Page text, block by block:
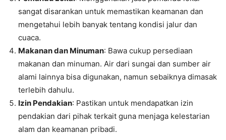
sangat disarankan untuk memastikan keamanan dan
mengetahui lebih banyak tentang kondisi jalur dan
cuaca.
Makanan dan Minuman: Bawa cukup persediaan
makanan dan minuman. Air dari sungai dan sumber air
alami lainnya bisa digunakan, namun sebaiknya dimasak
terlebih dahulu.
Izin Pendakian: Pastikan untuk mendapatkan izin
pendakian dari pihak terkait guna menjaga kelestarian
alam dan keamanan pribadi.